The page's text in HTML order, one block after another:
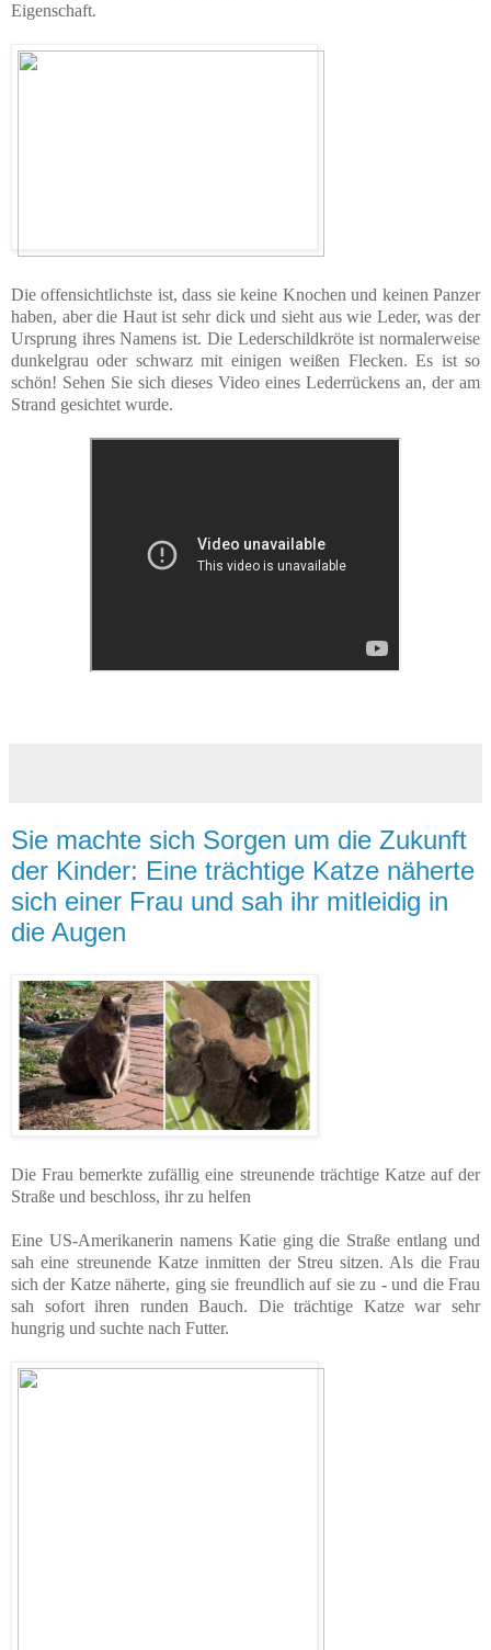
Eigenschaft.
Die offensichtlichste ist, dass sie keine Knochen und keinen Panzer
haben, aber die Haut ist sehr dick und sieht aus wie Leder, was der
Ursprung ihres Namens ist. Die Lederschildkröte ist normalerweise
dunkelgrau oder schwarz mit einigen weißen Flecken. Es ist so
schön! Sehen Sie sich dieses Video eines Lederrückens an, der am
Strand gesichtet wurde.
Sie machte sich Sorgen um die Zukunft
der Kinder: Eine trächtige Katze näherte
sich einer Frau und sah ihr mitleidig in
die Augen
Die Frau bemerkte zufällig eine streunende trächtige Katze auf der
Straße und beschloss, ihr zu helfen
Eine US-Amerikanerin namens Katie ging die Straße entlang und
sah eine streunende Katze inmitten der Streu sitzen. Als die Frau
sich der Katze näherte, ging sie freundlich auf sie zu - und die Frau
sah sofort ihren runden Bauch. Die trächtige Katze war sehr
hungrig und suchte nach Futter.